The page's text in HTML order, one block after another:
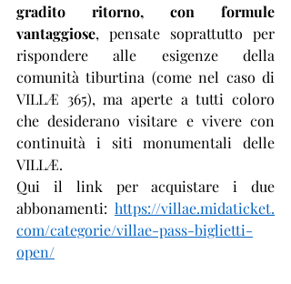
gradito ritorno, con formule
vantaggiose, pensate soprattutto per
rispondere alle esigenze della
comunità tiburtina (come nel caso di
VILLÆ 365), ma aperte a tutti coloro
che desiderano visitare e vivere con
continuità i siti monumentali delle
VILLÆ.
Qui il link per acquistare i due
abbonamenti: https://villae.midaticket.
com/categorie/villae-pass-biglietti-
open/